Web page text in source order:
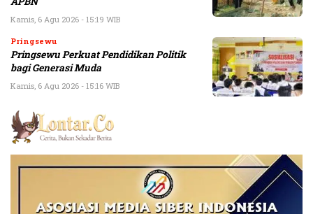
Kamis, 6 Agu 2026 - 15:19 WIB
Pringsewu
Pringsewu Perkuat Pendidikan Politik
bagi Generasi Muda
Kamis, 6 Agu 2026 - 15:16 WIB